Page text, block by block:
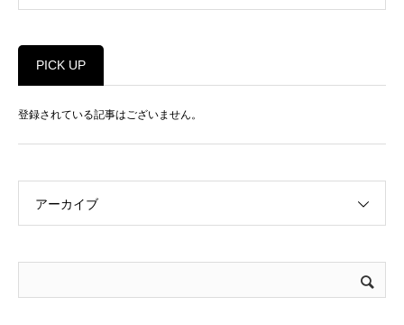
PICK UP
登録されている記事はございません。
アーカイブ